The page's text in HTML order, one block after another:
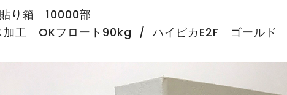
り箱 10000部
加工 OKフロート90kg / ハイピカE2F ゴール